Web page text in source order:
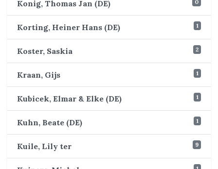
Konig, Thomas Jan (DE) 0
Korting, Heiner Hans (DE) 1
Koster, Saskia 2
Kraan, Gijs 1
Kubicek, Elmar & Elke (DE) 1
Kuhn, Beate (DE) 1
Kuile, Lily ter 9